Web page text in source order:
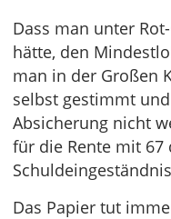
Dass man unter
hätte, den
man in der Großen
selbst gestimmt
Absicherung nicht
für die Rente mit 67
Das Papier tut